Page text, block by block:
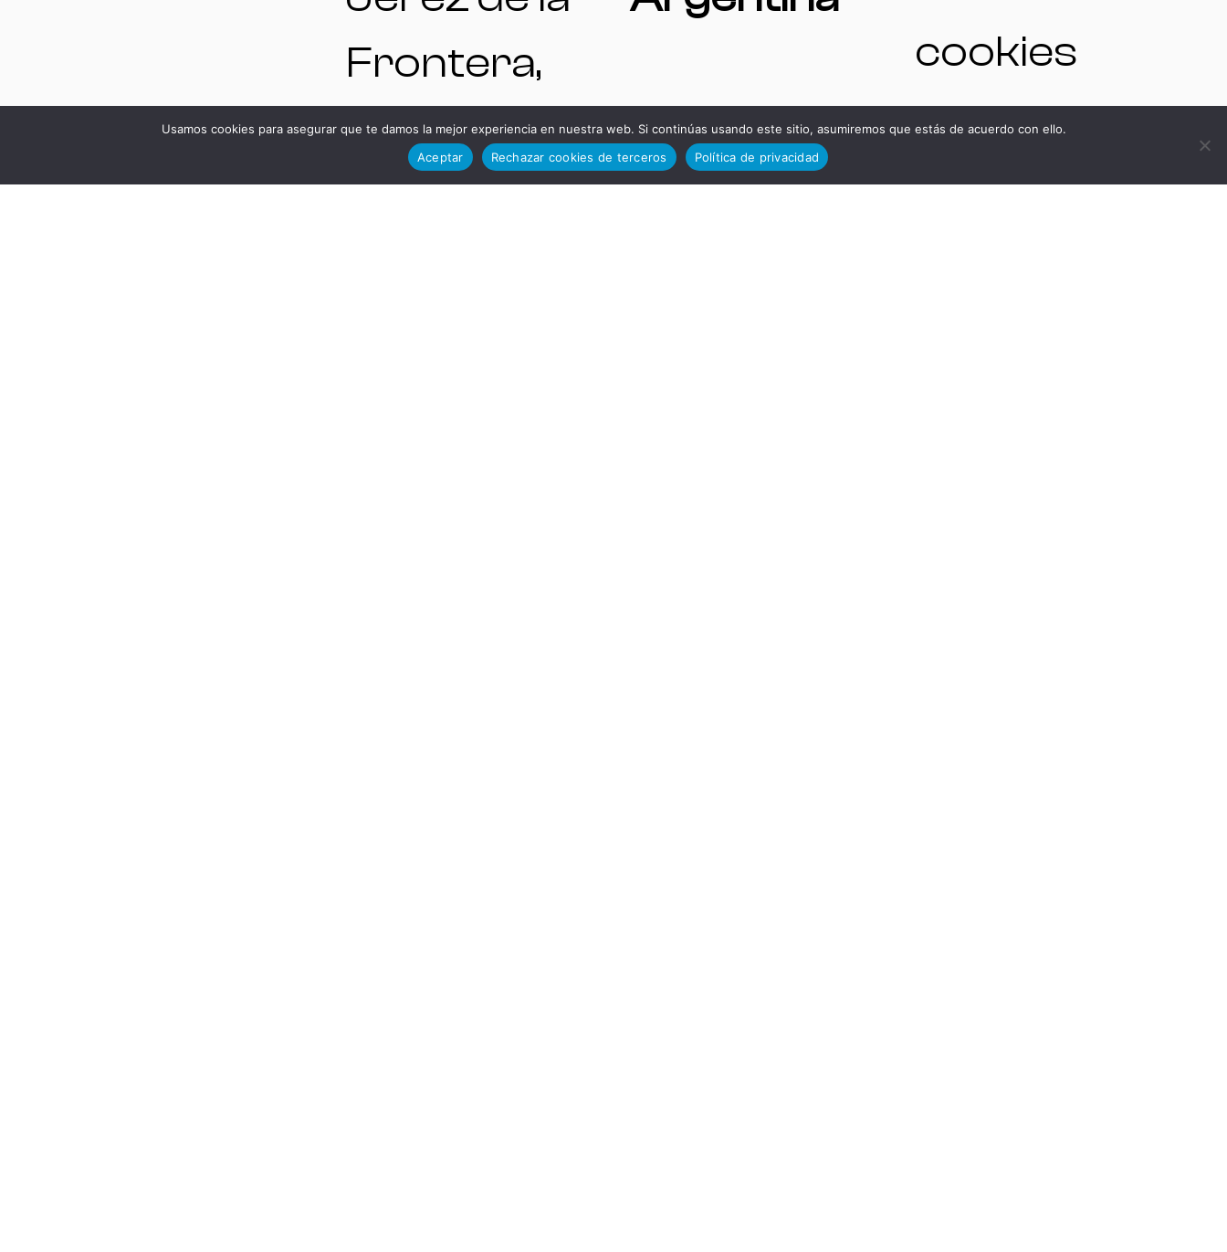
Frontera,
Cádiz,
España.
TELÉFONO
cookies
Usamos cookies para asegurar que te damos la mejor experiencia en nuestra web. Si continúas usando este sitio, asumiremos que estás de acuerdo con ello.
Aceptar
Rechazar cookies de terceros Política de privacidad